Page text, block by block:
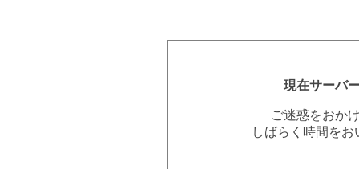
現在サーバ
ご迷惑をおか
しばらく時間を